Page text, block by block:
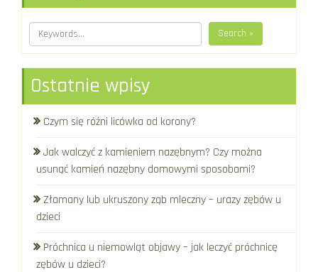
Search »
Ostatnie wpisy
Czym się różni licówka od korony?
Jak walczyć z kamieniem nazębnym? Czy można
usunąć kamień nazębny domowymi sposobami?
Złamany lub ukruszony ząb mleczny – urazy zębów u
dzieci
Próchnica u niemowląt objawy – jak leczyć próchnicę
zębów u dzieci?